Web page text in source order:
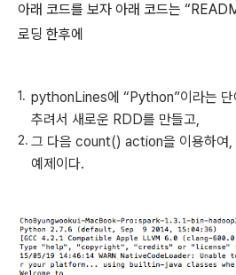
아래 코드를 보자 아래 코드는
로딩 한후에
pythonLines에 “Python”이라는 단
추려서 새로운 RDD를 만들고,
그 다음 count() action을 이용하여,
예제이다.